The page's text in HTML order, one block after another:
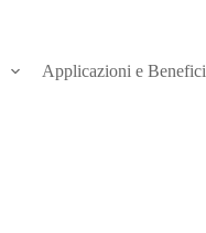
Applicazioni e Benefici